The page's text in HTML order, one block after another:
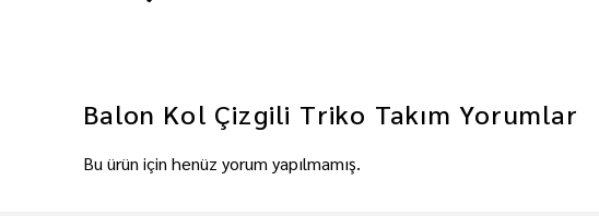
Balon Kol Çizgili Triko Takım Yorumlar
Bu ürün için henüz yorum yapılmamış.